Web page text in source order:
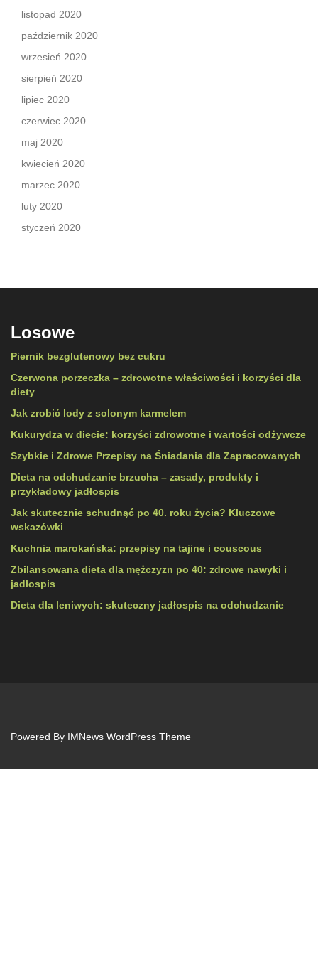
listopad 2020
październik 2020
wrzesień 2020
sierpień 2020
lipiec 2020
czerwiec 2020
maj 2020
kwiecień 2020
marzec 2020
luty 2020
styczeń 2020
Losowe
Piernik bezglutenowy bez cukru
Czerwona porzeczka – zdrowotne właściwości i korzyści dla
diety
Jak zrobić lody z solonym karmelem
Kukurydza w diecie: korzyści zdrowotne i wartości odżywcze
Szybkie i Zdrowe Przepisy na Śniadania dla Zapracowanych
Dieta na odchudzanie brzucha – zasady, produkty i
przykładowy jadłospis
Jak skutecznie schudnąć po 40. roku życia? Kluczowe
wskazówki
Kuchnia marokańska: przepisy na tajine i couscous
Zbilansowana dieta dla mężczyzn po 40: zdrowe nawyki i
jadłospis
Dieta dla leniwych: skuteczny jadłospis na odchudzanie
Powered By IMNews WordPress Theme